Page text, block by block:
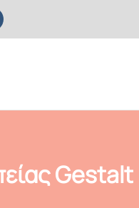
Gestalt